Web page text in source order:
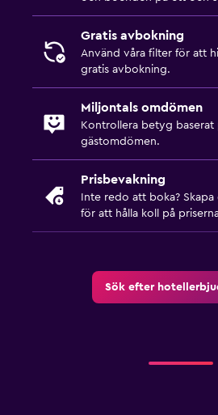
Gratis avbokning
Använd våra filter för att
gratis avbokning.
Miljontals omdömen
Kontrollera betyg baserat
gästomdömen.
Prisbevakning
Inte redo att boka? Skapa
för att hålla koll på
Sök efter